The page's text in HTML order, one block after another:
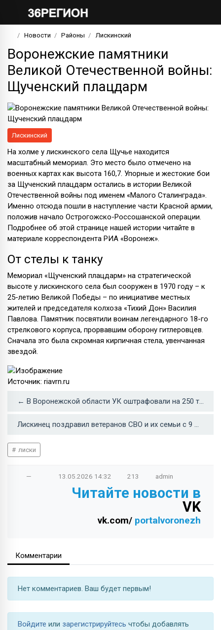
Новости Районы Лискинский
Воронежские памятники
Великой Отечественной войны:
Щученский плацдарм
Лискинский
На холме у лискинского села Щучье находится
масштабный мемориал. Это место было отмечено на
военных картах как высота 160,7. Упорные и жестокие бои
за Щученский плацдарм остались в истории Великой
Отечественной войны под именем «Малого Сталинграда».
Именно отсюда пошли в наступление части Красной армии,
положив начало Острогожско-Россошанской операции.
Подробнее об этой странице нашей истории читайте в
материале корреспондента РИА «Воронеж».
От стелы к танку
Мемориал «Щученский плацдарм» на стратегической
высоте у лискинского села был сооружен в 1970 году – к
25-летию Великой Победы – по инициативе местных
жителей и председателя колхоза «Тихий Дон» Василия
Павлова. Памятник посвятили воинам легендарного 18-го
стрелкового корпуса, прорвавшим оборону гитлеровцев.
Сначала это была скромная кирпичная стела, увенчанная
звездой.
Источник: riavrn.ru
← В Воронежской области УК оштрафовали на 250 тыс рублей за свалки во дворах многоэтажек
Лискинец поздравил ветеранов СВО и их семьи с 9 Мая →
лиски
— 13.05.2026 14:32 213 admin
Читайте новости в
VK
vk.com/ portalvoronezh
Комментарии
Нет комментариев. Ваш будет первым!
Войдите или зарегистрируйтесь чтобы добавлять